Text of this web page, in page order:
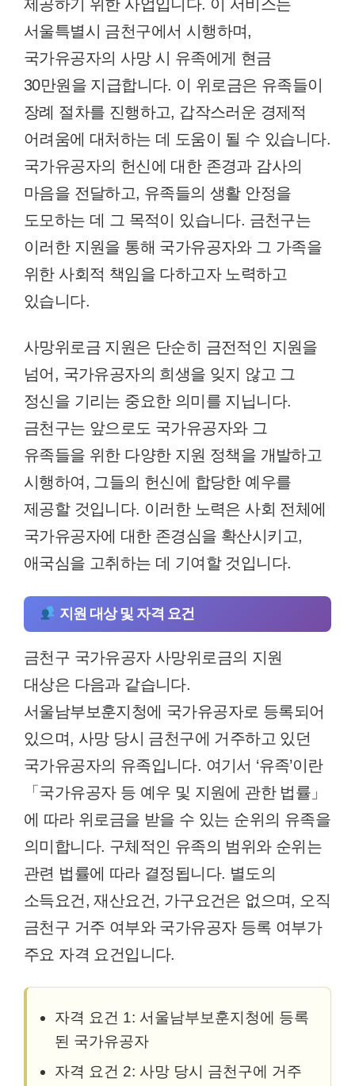
제공하기 위한 사업입니다. 이 서비스는
서울특별시 금천구에서 시행하며,
국가유공자의 사망 시 유족에게 현금
30만원을 지급합니다. 이 위로금은 유족들이
장례 절차를 진행하고, 갑작스러운 경제적
어려움에 대처하는 데 도움이 될 수 있습니다.
국가유공자의 헌신에 대한 존경과 감사의
마음을 전달하고, 유족들의 생활 안정을
도모하는 데 그 목적이 있습니다. 금천구는
이러한 지원을 통해 국가유공자와 그 가족을
위한 사회적 책임을 다하고자 노력하고
있습니다.
사망위로금 지원은 단순히 금전적인 지원을
넘어, 국가유공자의 희생을 잊지 않고 그
정신을 기리는 중요한 의미를 지닙니다.
금천구는 앞으로도 국가유공자와 그
유족들을 위한 다양한 지원 정책을 개발하고
시행하여, 그들의 헌신에 합당한 예우를
제공할 것입니다. 이러한 노력은 사회 전체에
국가유공자에 대한 존경심을 확산시키고,
애국심을 고취하는 데 기여할 것입니다.
지원 대상 및 자격 요건
금천구 국가유공자 사망위로금의 지원
대상은 다음과 같습니다.
서울남부보훈지청에 국가유공자로 등록되어
있으며, 사망 당시 금천구에 거주하고 있던
국가유공자의 유족입니다. 여기서 ‘유족’이란
「국가유공자 등 예우 및 지원에 관한 법률」
에 따라 위로금을 받을 수 있는 순위의 유족을
의미합니다. 구체적인 유족의 범위와 순위는
관련 법률에 따라 결정됩니다. 별도의
소득요건, 재산요건, 가구요건은 없으며, 오직
금천구 거주 여부와 국가유공자 등록 여부가
주요 자격 요건입니다.
자격 요건 1: 서울남부보훈지청에 등록
된 국가유공자
자격 요건 2: 사망 당시 금천구에 거주